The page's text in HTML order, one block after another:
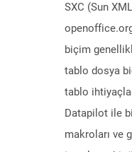
SXC (Sun
biçim
tablo dosya
tablo
Datapilot ile
makroları ve